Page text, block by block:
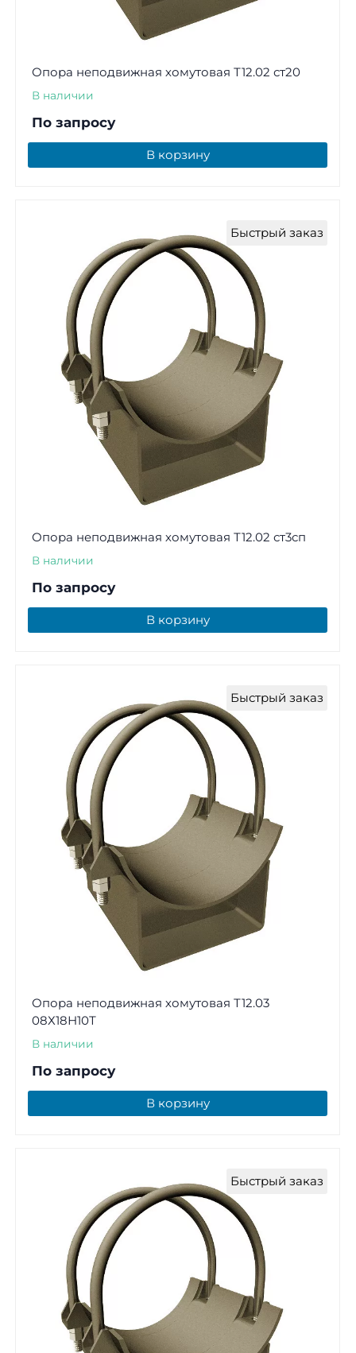
Опора неподвижная хомутовая Т12.02 ст20
В наличии
По запросу
В корзину
Быстрый заказ
Опора неподвижная хомутовая Т12.02 ст3сп
В наличии
По запросу
В корзину
Быстрый заказ
Опора неподвижная хомутовая Т12.03
08Х18Н10Т
В наличии
По запросу
В корзину
Быстрый заказ